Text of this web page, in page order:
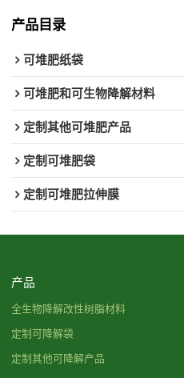
产品目录
可堆肥纸袋
可堆肥和可生物降解材料
定制其他可堆肥产品
定制可堆肥袋
定制可堆肥拉伸膜
产品
全生物降解改性树脂材料
定制可降解袋
定制其他可降解产品